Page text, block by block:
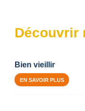
Découvrir
Bien vieillir
EN SAVOIR PLUS